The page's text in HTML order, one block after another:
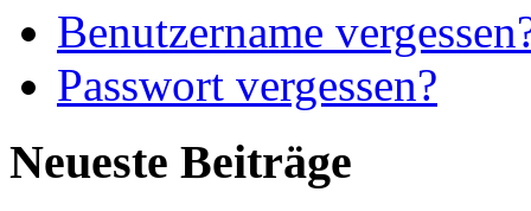
Benutzername
Passwort vergessen?
Neueste Beiträge